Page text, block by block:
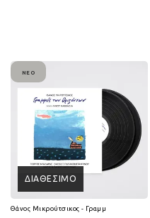
ΔΙΑΘΈΣΙΜΟ
ΝΈΟ
Θάνος Μικρούτσικος - Γραμμές των